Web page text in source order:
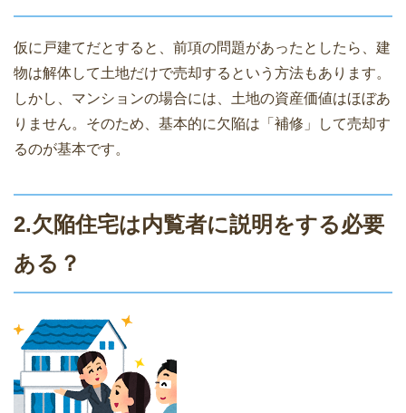
仮に戸建てだとすると、前項の問題があったとしたら、建
物は解体して土地だけで売却するという方法もあります。
しかし、マンションの場合には、土地の資産価値はほぼあ
りません。そのため、基本的に欠陥は「補修」して売却す
るのが基本です。
2.欠陥住宅は内覧者に説明をする必要
ある？